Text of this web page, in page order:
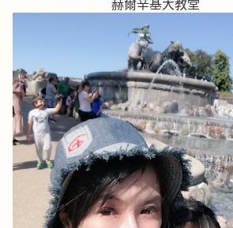
赫爾辛基大教堂